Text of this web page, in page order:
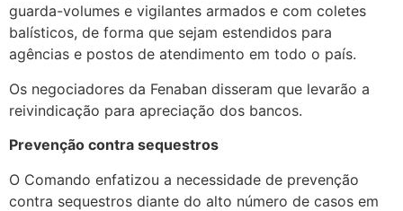
guarda-volumes e vigilantes armados e com coletes
balísticos, de forma que sejam estendidos para
agências e postos de atendimento em todo o país.
Os negociadores da Fenaban disseram que levarão a
reivindicação para apreciação dos bancos.
Prevenção contra sequestros
O Comando enfatizou a necessidade de prevenção
contra sequestros diante do alto número de casos em